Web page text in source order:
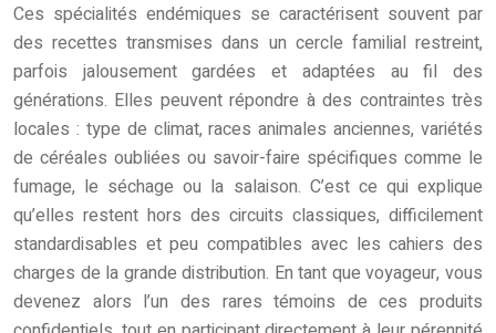
Ces spécialités endémiques se caractérisent souvent par
des recettes transmises dans un cercle familial restreint,
parfois jalousement gardées et adaptées au fil des
générations. Elles peuvent répondre à des contraintes très
locales : type de climat, races animales anciennes, variétés
de céréales oubliées ou savoir-faire spécifiques comme le
fumage, le séchage ou la salaison. C’est ce qui explique
qu’elles restent hors des circuits classiques, difficilement
standardisables et peu compatibles avec les cahiers des
charges de la grande distribution. En tant que voyageur, vous
devenez alors l’un des rares témoins de ces produits